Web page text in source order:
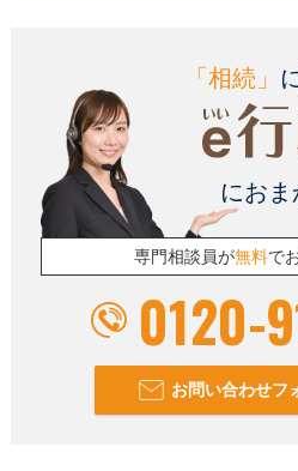
「相続」
にお
専門相談員が無料で
0120-
お問い合わせフ